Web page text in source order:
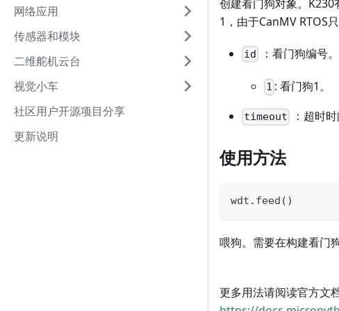
网络应用
传感器和模块
二维舵机云台
视觉小车
社区用户开源项目分享
更新说明
创建看门狗对象。
1，由于CanMV RTOS
id ：看门狗编号。
1 : 看门狗1。
timeout ：超时
使用方法
wdt . feed ( )
喂狗。需要在构建看门
更多用法请阅读官方文